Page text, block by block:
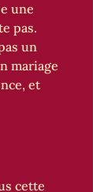
une
pas.
un
mariage
et
cette